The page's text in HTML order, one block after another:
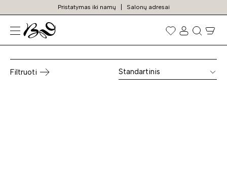
Pristatymas iki namų Salonų adresai
Prekių
paieška
Lenkiškos indaujos
Filtruoti Standartinis